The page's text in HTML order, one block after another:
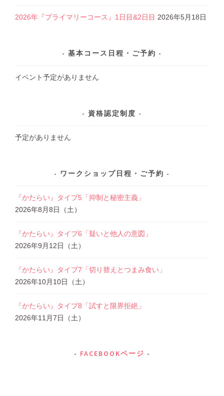
2026年『プライマリーコース』1日目&2日目 2026年5月18日
基本コース日程・ご予約
イベント予定がありません
資格認定制度
予定がありません
ワークショップ日程・ご予約
『かたらい』タイプ5「抑制と秘密主義」
2026年8月8日（土）
『かたらい』タイプ6「疑いと他人の意図」
2026年9月12日（土）
『かたらい』タイプ7「切り替えとつまみ食い」
2026年10月10日（土）
『かたらい』タイプ8「試すと限界拒絶」
2026年11月7日（土）
FACEBOOKページ